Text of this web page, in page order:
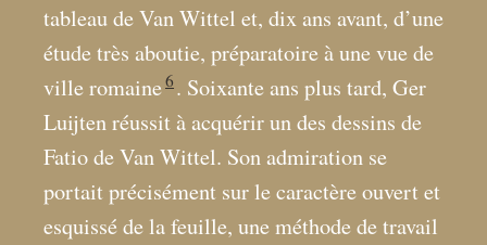
tableau de Van Wittel et, dix ans avant, d’une
étude très aboutie, préparatoire à une vue de
ville romaine6 . Soixante ans plus tard, Ger
Luijten réussit à acquérir un des dessins de
Fatio de Van Wittel. Son admiration se
portait précisément sur le caractère ouvert et
esquissé de la feuille, une méthode de travail